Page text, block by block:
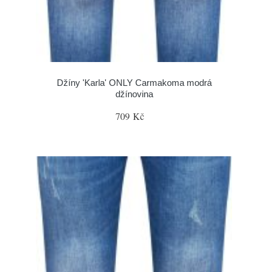
Džíny 'Karla' ONLY Carmakoma modrá
džínovina
709 Kč